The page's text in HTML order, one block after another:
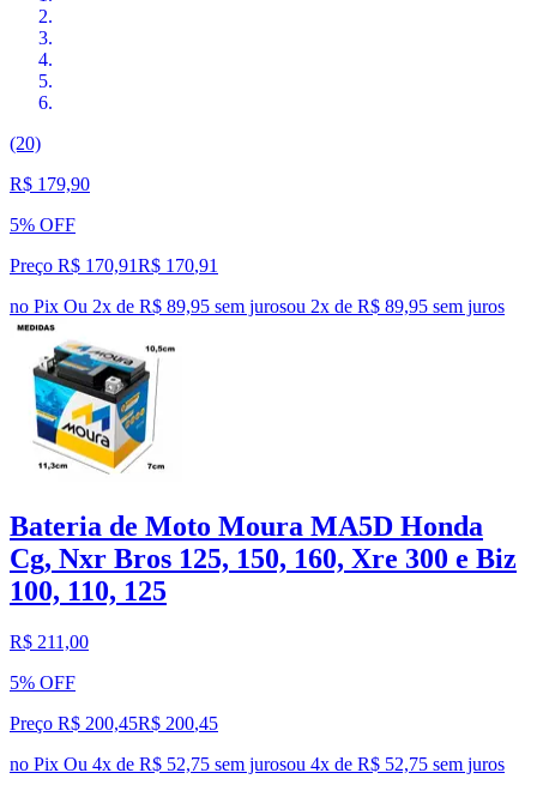
(20)
R$ 179,90
5% OFF
Preço R$ 170,91R$ 170,91
no Pix Ou 2x de R$ 89,95 sem jurosou 2x de R$ 89,95 sem juros
Bateria de Moto Moura MA5D Honda
Cg, Nxr Bros 125, 150, 160, Xre 300 e Biz
100, 110, 125
R$ 211,00
5% OFF
Preço R$ 200,45R$ 200,45
no Pix Ou 4x de R$ 52,75 sem jurosou 4x de R$ 52,75 sem juros